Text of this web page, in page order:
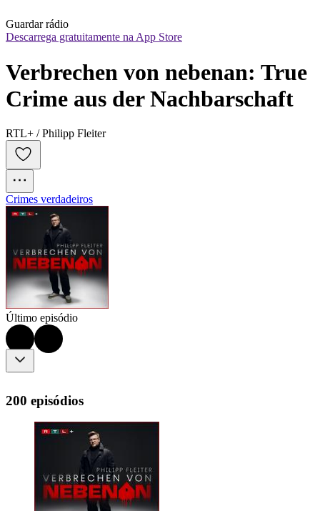
Guardar rádio
Descarrega gratuitamente na App Store
Verbrechen von nebenan: True
Crime aus der Nachbarschaft
RTL+ / Philipp Fleiter
Crimes verdadeiros
Último episódio
200 episódios